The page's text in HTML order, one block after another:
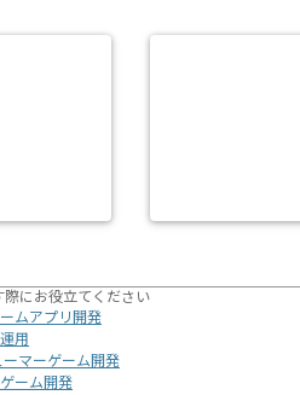
にお役立てください
ムアプリ開発
用
ーマーゲーム開発
ーム開発